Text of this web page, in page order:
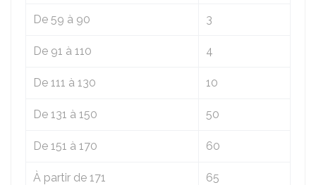
De 59 à 90 3
De 91 à 110 4
De 111 à 130 10
De 131 à 150 50
De 151 à 170 60
À partir de 171 65